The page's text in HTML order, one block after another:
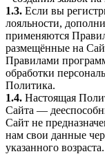
1.3. Если вы
лояльности,
применяются
размещённые на
Правилами
обработки
Политика.
1.4. Настоящая
Сайта —
Сайт не
нам свои данные
указанного возраста.